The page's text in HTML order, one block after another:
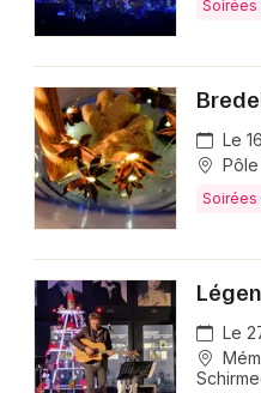
Soirées
Le
Soirées
Le